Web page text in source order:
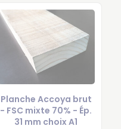
Planche Accoya brut
- FSC mixte 70% - Ép.
31 mm choix A1